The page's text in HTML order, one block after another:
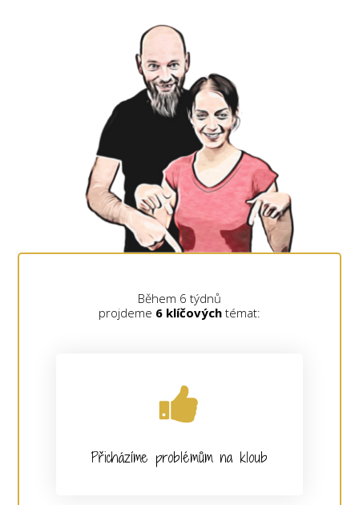
Během 6 týdnů
projdeme 6 klíčových témat:
Přicházíme problémům na kloub